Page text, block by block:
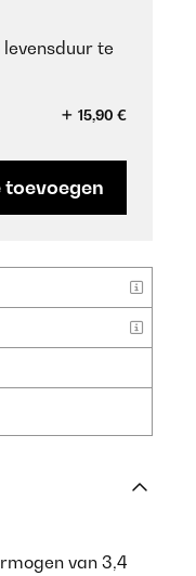
te
15,90 €
toevoegen
van 3,4